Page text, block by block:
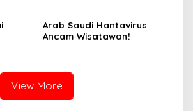
Arab Saudi Hantavirus
Ancam Wisatawan!
View More